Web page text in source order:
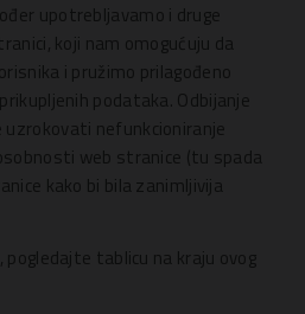
upotrebljavamo i druge
koji nam omogućuju da
i pružimo prilagođeno
podataka. Odbijanje
nefunkcioniranje
web stranice (tu spada
kako bi bila zanimljivija
pogledajte tablicu na kraju ovog